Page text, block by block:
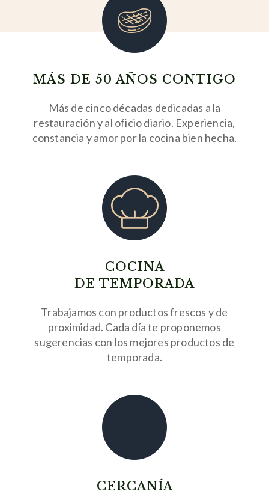
MÁS DE 50 AÑOS CONTIGO
Más de cinco décadas dedicadas a la
restauración y al oficio diario. Experiencia,
constancia y amor por la cocina bien hecha.
COCINA
DE TEMPORADA
Trabajamos con productos frescos y de
proximidad. Cada día te proponemos
sugerencias con los mejores productos de
temporada.
CERCANÍA